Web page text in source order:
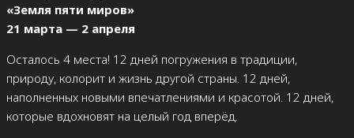
«Земля пяти миров»
21 марта — 2 апреля
Осталось 4 места! 12 дней погружения в традиции,
природу, колорит и жизнь другой страны. 12 дней,
наполненных новыми впечатлениями и красотой. 12 дней,
которые вдохновят на целый год вперёд.